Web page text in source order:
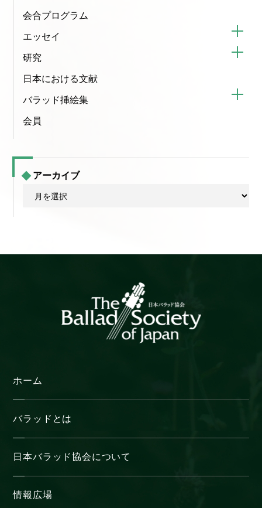
会合プログラム
エッセイ
研究
日本における文献
バラッド挿絵集
会員
アーカイブ
ブ
ホーム
バラッドとは
日本バラッド協会について
情報広場